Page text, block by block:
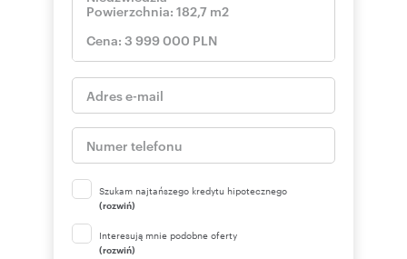
Szukam najtańszego kredytu hipotecznego
(rozwiń)
Interesują mnie podobne oferty
(rozwiń)